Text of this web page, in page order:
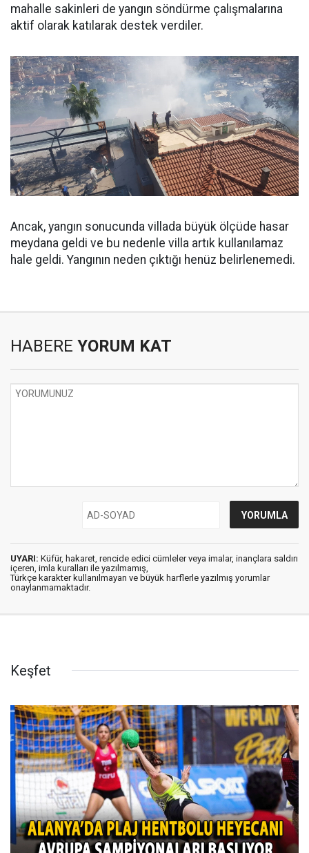
mahalle sakinleri de yangın söndürme çalışmalarına
aktif olarak katılarak destek verdiler.
Ancak, yangın sonucunda villada büyük ölçüde hasar
meydana geldi ve bu nedenle villa artık kullanılamaz
hale geldi. Yangının neden çıktığı henüz belirlenemedi.
HABERE YORUM KAT
UYARI: Küfür, hakaret, rencide edici cümleler veya imalar, inançlara saldırı
içeren, imla kuralları ile yazılmamış,
Türkçe karakter kullanılmayan ve büyük harflerle yazılmış yorumlar
onaylanmamaktadır.
Keşfet